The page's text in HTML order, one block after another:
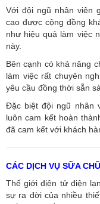
Với đội ngũ nhân viên
cao được cộng đồng
như hiệu quả làm việc
này.
Bên cạnh có khả năng
làm việc rất chuyên
yêu cầu đồng thời sẵn
Đặc biệt đội ngũ nhân
luôn cam kết hoàn
đã cam kết với khách
CÁC DỊCH VỤ SỮA
Thế giới điện tử điện
sự ra đời của nhiều